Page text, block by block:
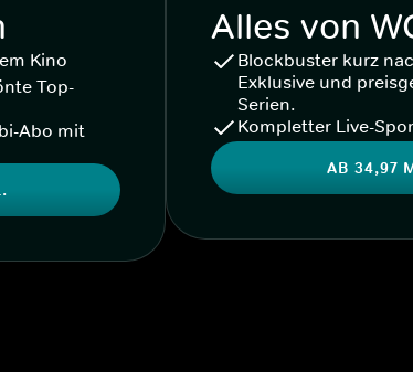
Kino
Top-
Abo mit
Alles von
Blockbuster kurz
Exklusive und
Serien.
Kompletter Live-
AB 34,97